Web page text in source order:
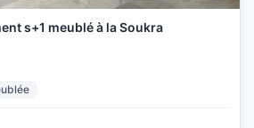
s+1 meublé à la Soukra